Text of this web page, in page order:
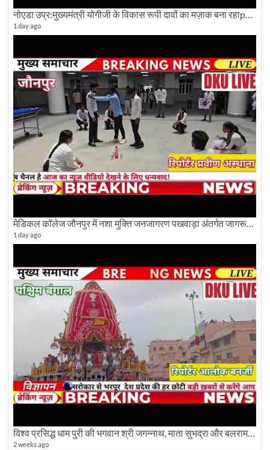
नोएडा उप्र:मुख्यमंत्री योगीजी के विकास रूपी दावों का मज़ाक बना रहाpwdविभाग:देखे ग्राउण्ड रिपोर्टिंग
1 day ago
मेडिकल कॉलेज जौनपुर में नशा मुक्ति जनजागरण पखवाड़ा अंतर्गत जागरूकता कार्यक्रम आयोजित
1 day ago
विश्व प्रसिद्ध धाम पुरी की भगवान श्री जगन्नाथ, माता सुभद्रा और बलराम जी की भव्य शोभा यात्रा देखिए
2 weeks ago